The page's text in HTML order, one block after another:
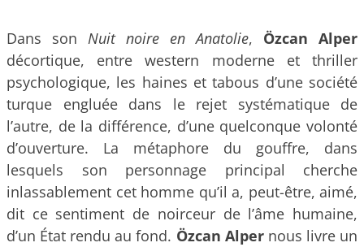
Dans son Nuit noire en Anatolie, Özcan Alper
décortique, entre western moderne et thriller
psychologique, les haines et tabous d’une société
turque engluée dans le rejet systématique de
l’autre, de la différence, d’une quelconque volonté
d’ouverture. La métaphore du gouffre, dans
lesquels son personnage principal cherche
inlassablement cet homme qu’il a, peut-être, aimé,
dit ce sentiment de noirceur de l’âme humaine,
d’un État rendu au fond. Özcan Alper nous livre un